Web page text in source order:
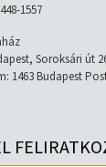
1557
Soroksári út
1463 Budapest